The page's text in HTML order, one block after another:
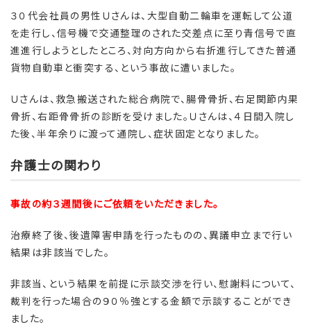
３０代会社員の男性Ｕさんは、大型自動二輪車を運転して公道
を走行し、信号機で交通整理のされた交差点に至り青信号で直
進進行しようとしたところ、対向方向から右折進行してきた普通
貨物自動車と衝突する、という事故に遭いました。
Ｕさんは、救急搬送された総合病院で、腸骨骨折、右足関節内果
骨折、右距骨骨折の診断を受けました。Ｕさんは、４日間入院し
た後、半年余りに渡って通院し、症状固定となりました。
弁護士の関わり
事故の約３週間後にご依頼をいただきました。
治療終了後、後遺障害申請を行ったものの、異議申立まで行い
結果は非該当でした。
非該当、という結果を前提に示談交渉を行い、慰謝料について、
裁判を行った場合の９０％強とする金額で示談することができ
ました。